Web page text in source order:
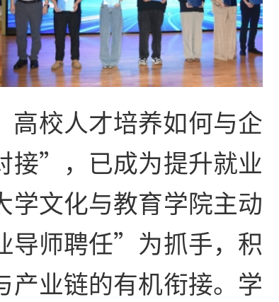
高校人才培养如何与企
接”，已成为提升就业
学文化与教育学院主动
导师聘任”为抓手，积
产业链的有机衔接。学